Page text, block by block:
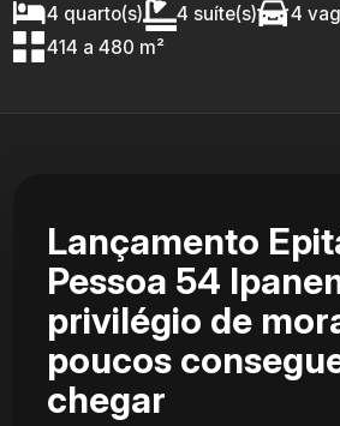
4 quarto(s) 4 suíte(s)
4
414 a 480 m²
Lançamento
Pessoa 54
privilégio de
poucos
chegar